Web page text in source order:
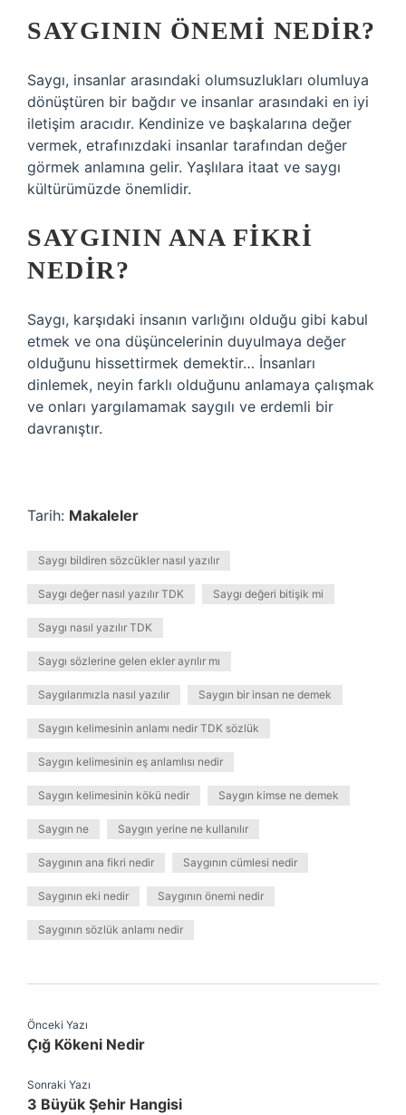
SAYGININ ÖNEMI NEDIR?
Saygı, insanlar arasındaki olumsuzlukları olumluya
dönüştüren bir bağdır ve insanlar arasındaki en iyi
iletişim aracıdır. Kendinize ve başkalarına değer
vermek, etrafınızdaki insanlar tarafından değer
görmek anlamına gelir. Yaşlılara itaat ve saygı
kültürümüzde önemlidir.
SAYGININ ANA FIKRI
NEDIR?
Saygı, karşıdaki insanın varlığını olduğu gibi kabul
etmek ve ona düşüncelerinin duyulmaya değer
olduğunu hissettirmek demektir… İnsanları
dinlemek, neyin farklı olduğunu anlamaya çalışmak
ve onları yargılamamak saygılı ve erdemli bir
davranıştır.
Tarih: Makaleler
Saygı bildiren sözcükler nasıl yazılır
Saygı değer nasıl yazılır TDK Saygı değeri bitişik mi
Saygı nasıl yazılır TDK
Saygı sözlerine gelen ekler ayrılır mı
Saygılarımızla nasıl yazılır Saygın bir insan ne demek
Saygın kelimesinin anlamı nedir TDK sözlük
Saygın kelimesinin eş anlamlısı nedir
Saygın kelimesinin kökü nedir Saygın kimse ne demek
Saygın ne Saygın yerine ne kullanılır
Saygının ana fikri nedir Saygının cümlesi nedir
Saygının eki nedir Saygının önemi nedir
Saygının sözlük anlamı nedir
Önceki Yazı
Çığ Kökeni Nedir
Sonraki Yazı
3 Büyük Şehir Hangisi